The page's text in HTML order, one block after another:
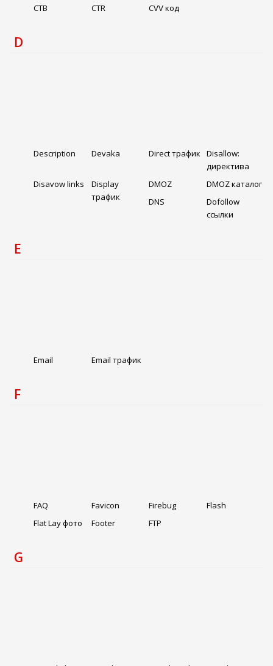
CTB
CTR CVV код
D
Description Devaka Direct трафик
Disallow:
директива
Disavow links
Display
трафик
DMOZ
DMOZ каталог
DNS
Dofollow
ссылки
E
Email Email трафик
F
FAQ Favicon Firebug
Flash
Flat Lay фото
Footer FTP
G